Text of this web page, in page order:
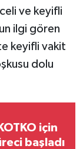
ve keyifli
ilgi gören
keyifli vakit
dolu
için
başladı